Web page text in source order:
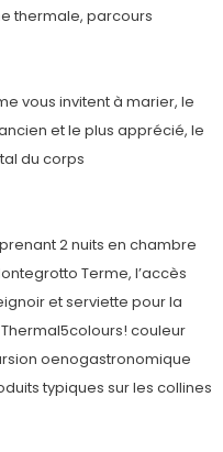
thermale, parcours
vous invitent à marier, le
et le plus apprécié, le
du corps
2 nuits en chambre
Terme, l’accès
et serviette pour la
couleur
oenogastronomique
typiques sur les collines